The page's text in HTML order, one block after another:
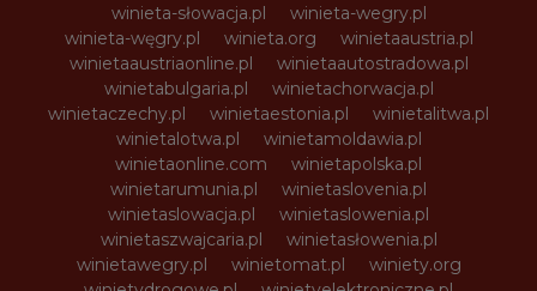
winieta-słowacja.pl
winieta-wegry.pl
winieta-węgry.pl
winieta.org
winietaaustria.pl
winietaaustriaonline.pl
winietaautostradowa.pl
winietabulgaria.pl
winietachorwacja.pl
winietaczechy.pl
winietaestonia.pl
winietalitwa.pl
winietalotwa.pl
winietamoldawia.pl
winietaonline.com
winietapolska.pl
winietarumunia.pl
winietaslovenia.pl
winietaslowacja.pl
winietaslowenia.pl
winietaszwajcaria.pl
winietasłowenia.pl
winietawegry.pl
winietomat.pl
winiety.org